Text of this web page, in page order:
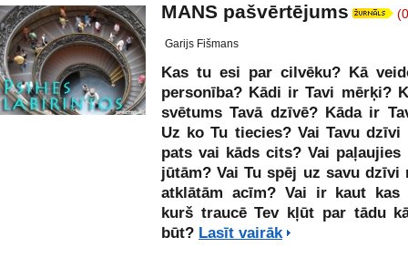
MANS pašvērtējums
Garijs Fišmans
Kas tu esi par cilvēku? Kā
personība? Kādi ir Tavi mērķi?
svētums Tavā dzīvē? Kāda ir
Uz ko Tu tiecies? Vai Tavu dzīvi
pats vai kāds cits? Vai paļaujies
jūtām? Vai Tu spēj uz savu dzīvi
atklātām acīm? Vai ir kaut kas
kurš traucē Tev kļūt par tādu
būt? Lasīt vairāk